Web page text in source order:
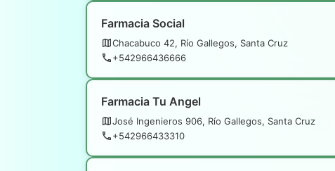
Farmacia Social
Chacabuco 42, Río Gallegos, Santa Cruz
+542966436666
Farmacia Tu Angel
José Ingenieros 906, Río Gallegos, Santa Cruz
+542966433310